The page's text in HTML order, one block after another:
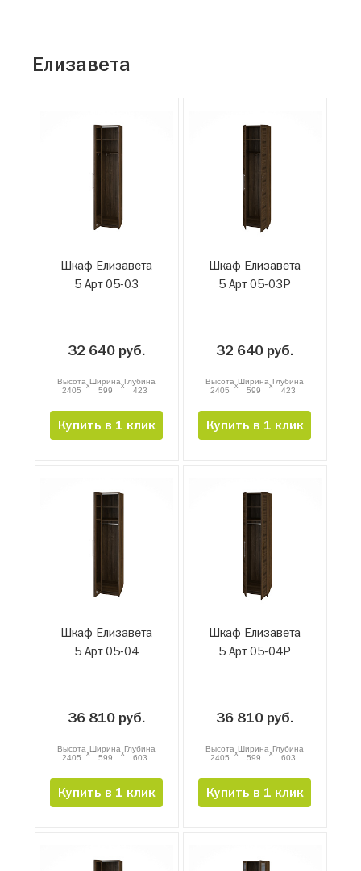
Елизавета
Шкаф Елизавета
5 Арт 05-03
32 640 руб.
Высота
2405
xШирина
599
xГлубина
423
Купить в 1 клик
Шкаф Елизавета
5 Арт 05-03Р
32 640 руб.
Высота
2405
xШирина
599
xГлубина
423
Купить в 1 клик
Шкаф Елизавета
5 Арт 05-04
36 810 руб.
Высота
2405
xШирина
599
xГлубина
603
Купить в 1 клик
Шкаф Елизавета
5 Арт 05-04Р
36 810 руб.
Высота
2405
xШирина
599
xГлубина
603
Купить в 1 клик